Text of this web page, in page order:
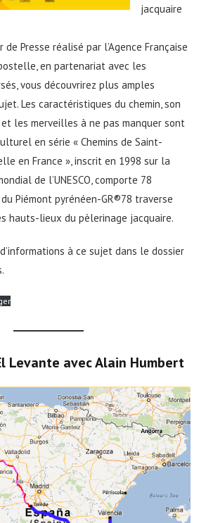
jacquaire
Presse réalisé par l’Agence Française
en partenariat avec les
vous découvrirez plus amples
Les caractéristiques du chemin, son
les merveilles à ne pas manquer sont
en série « Chemins de Saint-
en France », inscrit en 1998 sur la
de l’UNESCO, comporte 78
Piémont pyrénéen-GR®78 traverse
hauts-lieux du pèlerinage jacquaire.
à ce sujet dans le dossier
Levante avec Alain Humbert